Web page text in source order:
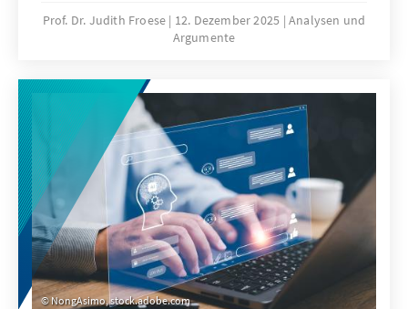
nach Herkunft. Für Quoten zugunsten von
Menschen mit Migrationsgeschichte fehlt eine
zeigt: Sonderregelungen für neu
eingewanderte Menschen sind nur zu Beginn
sinnvoll. Später besteht die herausfordernde
Aufgabe der Abgrenzung der Gruppe.
Prof. Dr. Judith Froese 12. Dezember 2025 Analysen und
Argumente
NongAsimo, stock.adobe.com